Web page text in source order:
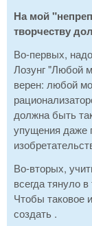
На мой
творчеству
Во-первых,
Лозунг "Любой
верен: любой
должна быть
упущения даже
Во-вторых,
всегда тянуло
Чтобы таковое
создать .